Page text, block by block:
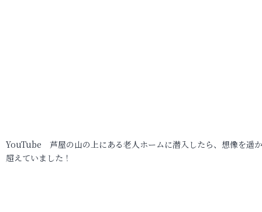
YouTube 芦屋の山の上にある老人ホームに潜入したら、想像を遥
超えていました！